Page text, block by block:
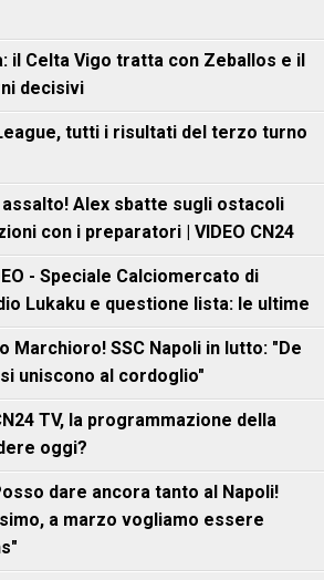
il Celta Vigo tratta con Zeballos e il
decisivi
tutti i risultati del terzo turno
Alex sbatte sugli ostacoli
con i preparatori | VIDEO CN24
- Speciale Calciomercato di
Lukaku e questione lista: le ultime
Marchioro! SSC Napoli in lutto: "De
uniscono al cordoglio"
TV, la programmazione della
oggi?
dare ancora tanto al Napoli!
a marzo vogliamo essere